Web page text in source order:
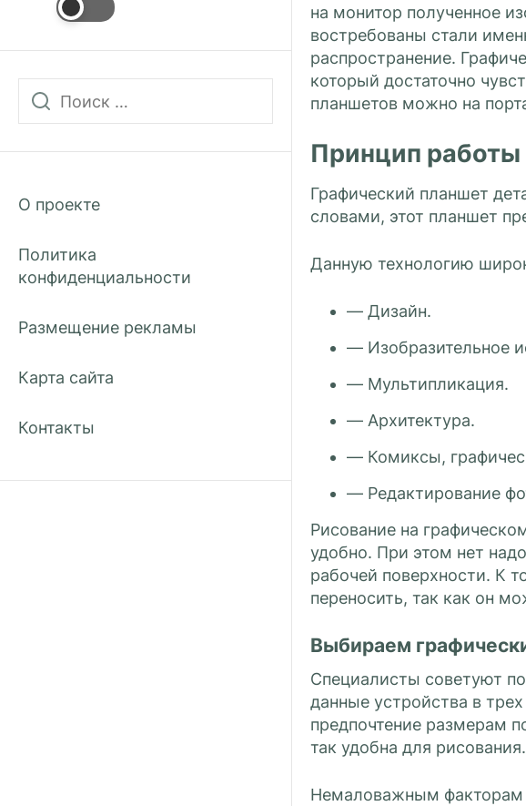
О проекте
Политика
конфиденциальности
Размещение рекламы
Карта сайта
Контакты
на монитор полученное
востребованы стали
распространение.
который достаточно
планшетов можно на
Принцип
Графический планшет
словами, этот планшет
Данную технологию
— Дизайн.
— Изобразительное
— Мультипликация.
— Архитектура.
— Комиксы,
— Редактирование
Рисование на
удобно. При этом нет
рабочей поверхности. К
переносить, так как он
Выбираем
Специалисты советуют
данные устройства в
предпочтение размерам
так удобна для рисования.
Немаловажным факторам